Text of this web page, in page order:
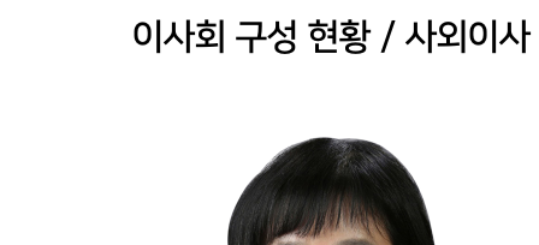
이사회 구성 현황 / 사외이사